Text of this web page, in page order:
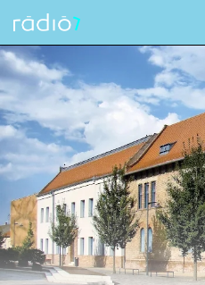
content